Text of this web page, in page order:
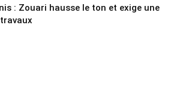
: Zouari hausse le ton et exige une